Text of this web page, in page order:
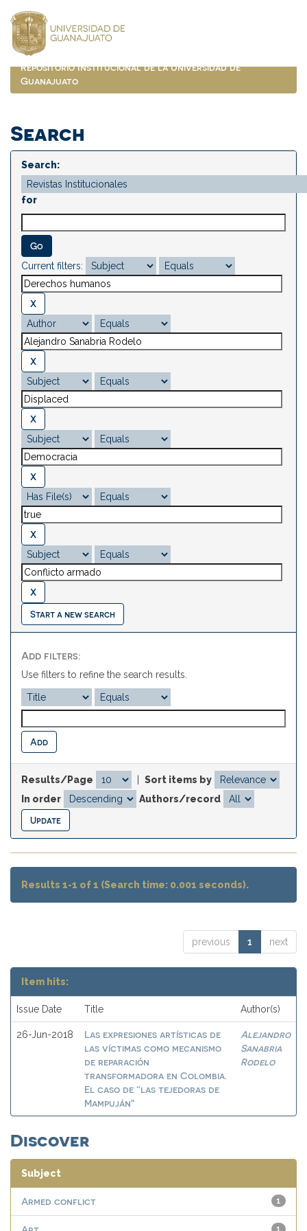
navigation
Repositorio Institucional de la Universidad de
Guanajuato
Search
Search:
for
Current filters:
Start a new search
Add filters:
Use filters to refine the search results.
Results/Page
Sort items by
In order
Authors/record
Results 1-1 of 1 (Search time: 0.001 seconds).
previous 1 next
Item hits:
Issue Date Title Author(s)
26-Jun-2018
Las expresiones artísticas de
las víctimas como mecanismo
de reparación
transformadora en Colombia.
El caso de “las tejedoras de
Mampuján"
Alejandro
Sanabria
Rodelo
Discover
Subject
1
Armed conflict
1